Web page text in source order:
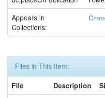
Appears in
Collections:
Files in This Item:
File
Description